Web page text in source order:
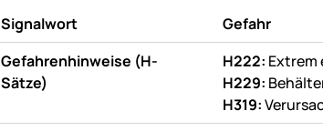
Signalwort
Gefahr
Gefahrenhinweise (H-
Sätze)
H222: Extrem
H229:
H319: